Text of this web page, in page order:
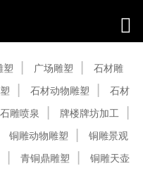
塑 广场雕塑
石材雕
石材动物雕塑
石材
雕喷泉
牌楼牌坊加工
铜雕动物雕塑
铜雕景观
青铜鼎雕塑
铜雕天壶